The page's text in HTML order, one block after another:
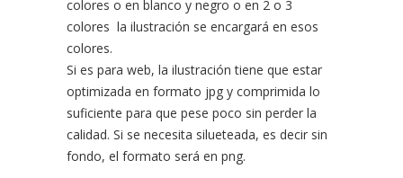
colores o en blanco y negro o en 2 o 3
colores la ilustración se encargará en esos
colores.
Si es para web, la ilustración tiene que estar
optimizada en formato jpg y comprimida lo
suficiente para que pese poco sin perder la
calidad. Si se necesita silueteada, es decir sin
fondo, el formato será en png.